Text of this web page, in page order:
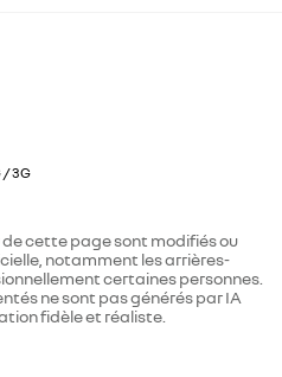
3G
cette page sont modifiés ou
notamment les arrières-
certaines personnes.
ne sont pas générés par IA
fidèle et réaliste.